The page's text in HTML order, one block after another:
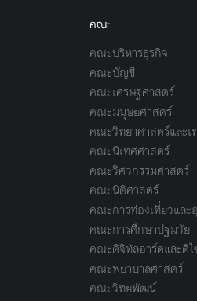
คณะ
คณะบริหารธุรกิจ
คณะบัญชี
คณะเศรษฐศาสตร์
คณะมนุษยศาสตร์
คณะวิทยาศาสตร์และเ
คณะนิเทศศาสตร์
คณะวิศวกรรมศาสตร์
คณะนิติศาสตร์
คณะการท่องเที่ยวและ
คณะการศึกษาปฐมวัย
คณะดิจิทัลอาร์ตและดี
คณะพยาบาลศาสตร์
คณะวิทยพัฒน์